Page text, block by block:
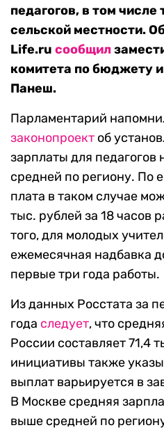
педагогов, в том числе
сельской местности.
Life.ru сообщил
комитета по бюджету
Панеш.
Парламентарий
законопроект об
зарплаты для педагогов
средней по региону. По
плата в таком случае
тыс. рублей за 18 часов
того, для молодых
ежемесячная надбавка
первые три года работы.
Из данных Росстата за
года следует, что
России составляет 71,4
инициативы также
выплат варьируется в
В Москве средняя
выше средней по